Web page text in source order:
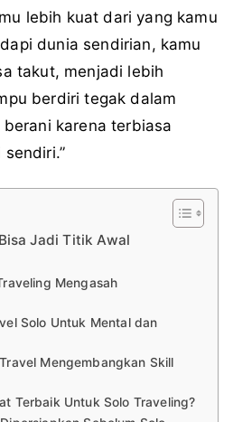
lebih kuat dari yang kamu
dunia sendirian, kamu
takut, menjadi lebih
berdiri tegak dalam
karena terbiasa
Jadi Titik Awal
Mengasah
Solo Untuk Mental dan
Mengembangkan Skill
Terbaik Untuk Solo Traveling?